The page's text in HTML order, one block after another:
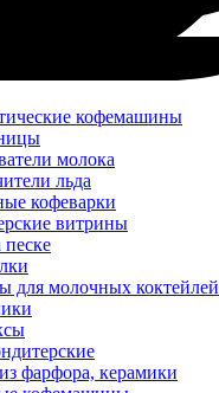
кофемашины
молока
льда
кофеварки
витрины
для молочных коктейлей
фарфора, керамики